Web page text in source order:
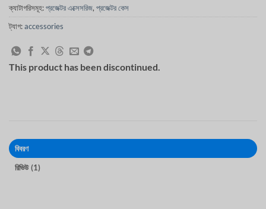
ক্যাটাগরিসমূহ:প্রজেক্টর এক্সেসরিজ, প্রজেক্টর কেস
ট্যাগ:accessories
This product has been discontinued.
বিবরণ
রিভিউ (1)